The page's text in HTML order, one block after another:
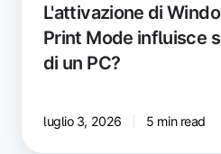
PC?L'attivazione di
Print Mode influisce
di un PC?
luglio 3, 2026 5 min read